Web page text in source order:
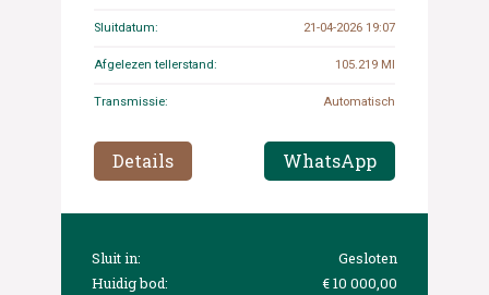
Sluitdatum: 21-04-2026 19:07
Afgelezen tellerstand: 105.219 MI
Transmissie: Automatisch
Details WhatsApp
Sluit in:
Gesloten
Huidig bod:
€ 10 000,00